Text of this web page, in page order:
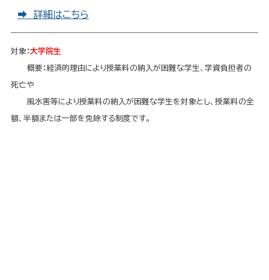
➡ 詳細はこちら
対象：大学院生
概要：経済的理由により授業料の納入が困難な学生、学資負担者の
死亡や
風水害等により授業料の納入が困難な学生を対象とし、授業料の全
額、半額または一部を免除する制度です。